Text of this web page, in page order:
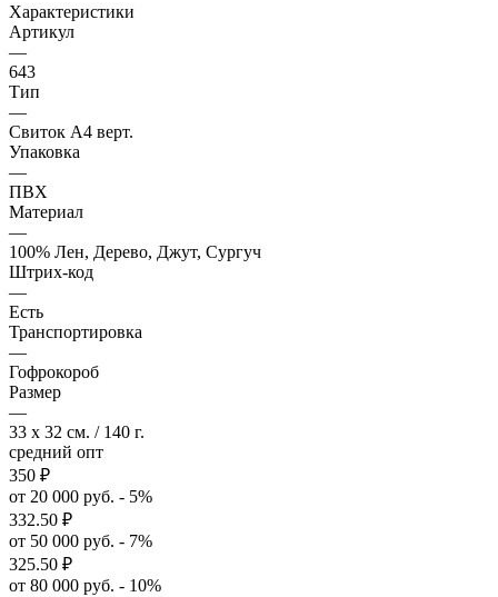
Характеристики
Артикул
—
643
Тип
—
Свиток А4 верт.
Упаковка
—
ПВХ
Материал
—
100% Лен, Дерево, Джут, Сургуч
Штрих-код
—
Есть
Транспортировка
—
Гофрокороб
Размер
—
33 x 32 см. / 140 г.
средний опт
350 ₽
от 20 000 руб. - 5%
332.50 ₽
от 50 000 руб. - 7%
325.50 ₽
от 80 000 руб. - 10%